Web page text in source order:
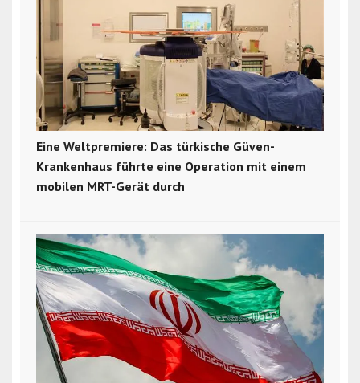
Eine Weltpremiere: Das türkische Güven-
Krankenhaus führte eine Operation mit einem
mobilen MRT-Gerät durch